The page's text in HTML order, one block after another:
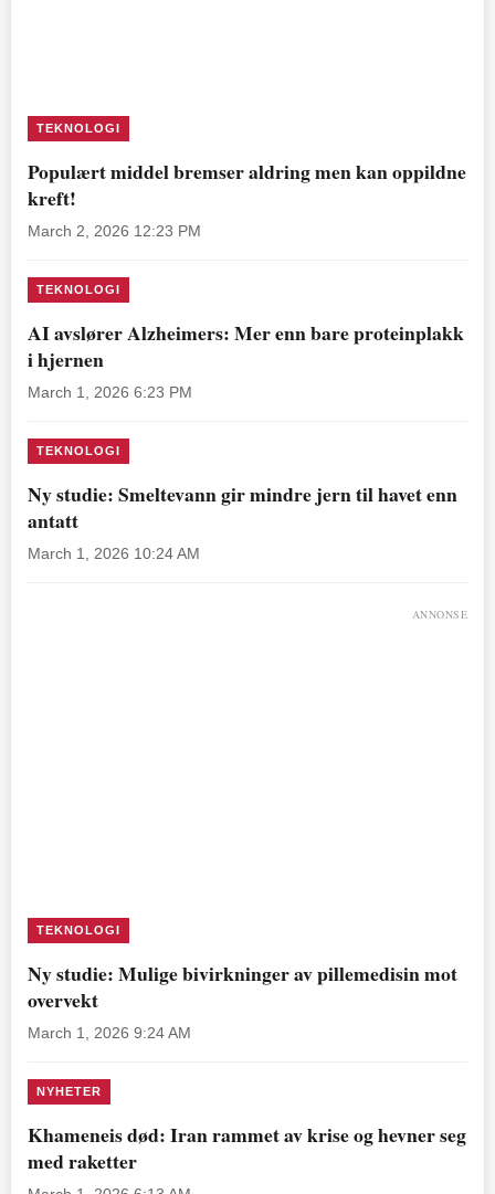
TEKNOLOGI
Populært middel bremser aldring men kan oppildne
kreft!
March 2, 2026 12:23 PM
TEKNOLOGI
AI avslører Alzheimers: Mer enn bare proteinplakk
i hjernen
March 1, 2026 6:23 PM
TEKNOLOGI
Ny studie: Smeltevann gir mindre jern til havet enn
antatt
March 1, 2026 10:24 AM
ANNONSE
TEKNOLOGI
Ny studie: Mulige bivirkninger av pillemedisin mot
overvekt
March 1, 2026 9:24 AM
NYHETER
Khameneis død: Iran rammet av krise og hevner seg
med raketter